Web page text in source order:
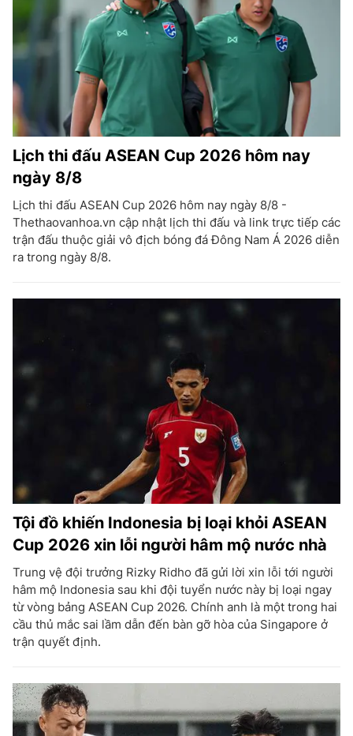
Lịch thi đấu ASEAN Cup 2026 hôm nay
ngày 8/8
Lịch thi đấu ASEAN Cup 2026 hôm nay ngày 8/8 -
Thethaovanhoa.vn cập nhật lịch thi đấu và link trực tiếp các
trận đấu thuộc giải vô địch bóng đá Đông Nam Á 2026 diễn
ra trong ngày 8/8.
Tội đồ khiến Indonesia bị loại khỏi ASEAN
Cup 2026 xin lỗi người hâm mộ nước nhà
Trung vệ đội trưởng Rizky Ridho đã gửi lời xin lỗi tới người
hâm mộ Indonesia sau khi đội tuyển nước này bị loại ngay
từ vòng bảng ASEAN Cup 2026. Chính anh là một trong hai
cầu thủ mắc sai lầm dẫn đến bàn gỡ hòa của Singapore ở
trận quyết định.